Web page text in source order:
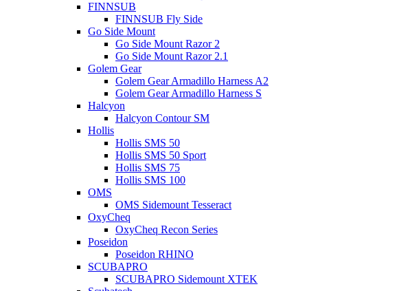
FINNSUB
FINNSUB Fly Side
Go Side Mount
Go Side Mount Razor 2
Go Side Mount Razor 2.1
Golem Gear
Golem Gear Armadillo Harness A2
Golem Gear Armadillo Harness S
Halcyon
Halcyon Contour SM
Hollis
Hollis SMS 50
Hollis SMS 50 Sport
Hollis SMS 75
Hollis SMS 100
OMS
OMS Sidemount Tesseract
OxyCheq
OxyCheq Recon Series
Poseidon
Poseidon RHINO
SCUBAPRO
SCUBAPRO Sidemount XTEK